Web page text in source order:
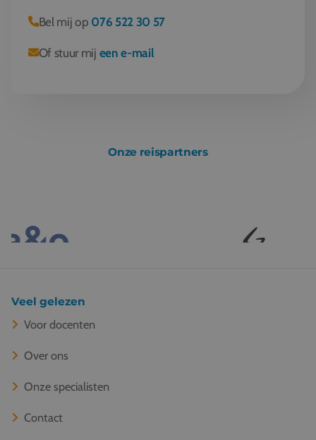
Bel mij op 076 522 30 57
Of stuur mij een e-mail
Onze reispartners
Veel gelezen
Voor docenten
Over ons
Onze specialisten
Contact